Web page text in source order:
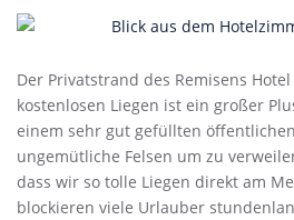
Der Privatstrand des Remisens
kostenlosen Liegen ist ein großer
einem sehr gut gefüllten
ungemütliche Felsen um zu
dass wir so tolle Liegen direkt am
blockieren viele Urlauber